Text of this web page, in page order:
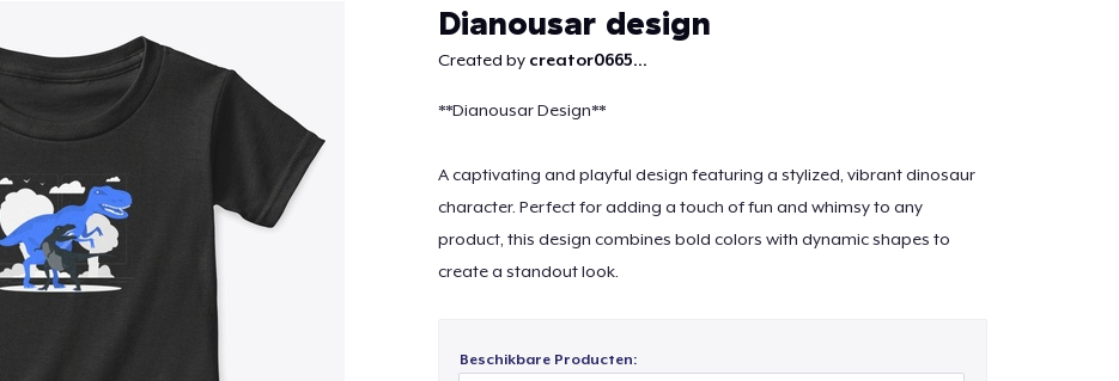
Dianousar design
Created by creator0665...
**Dianousar Design**
A captivating and playful design featuring a stylized, vibrant dinosaur
character. Perfect for adding a touch of fun and whimsy to any
product, this design combines bold colors with dynamic shapes to
create a standout look.
Beschikbare Producten: